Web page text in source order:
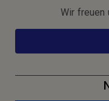
Wir freuen